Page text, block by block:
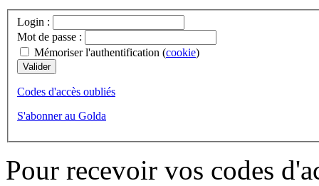
Login :
Mot de passe :
Mémoriser l'authentification (cookie)
Codes d'accès oubliés
S'abonner au Golda
Pour recevoir vos codes